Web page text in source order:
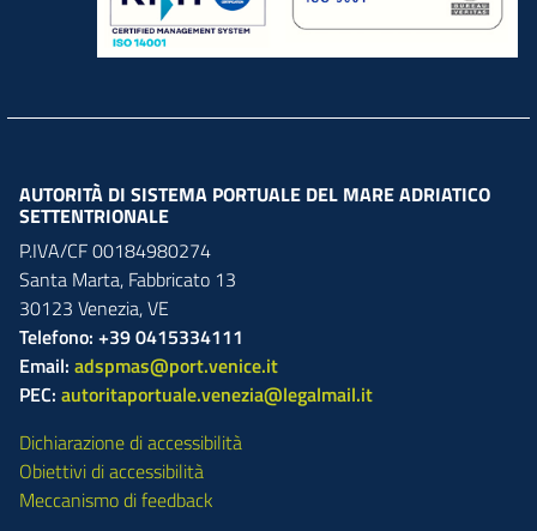
AUTORITÀ DI SISTEMA PORTUALE DEL MARE ADRIATICO
SETTENTRIONALE
P.IVA/CF 00184980274
Santa Marta, Fabbricato 13
30123 Venezia,VE
Telefono: +39 0415334111
Email: adspmas@port.venice.it
PEC: autoritaportuale.venezia@legalmail.it
Dichiarazione di accessibilità
Obiettivi di accessibilità
Meccanismo di feedback